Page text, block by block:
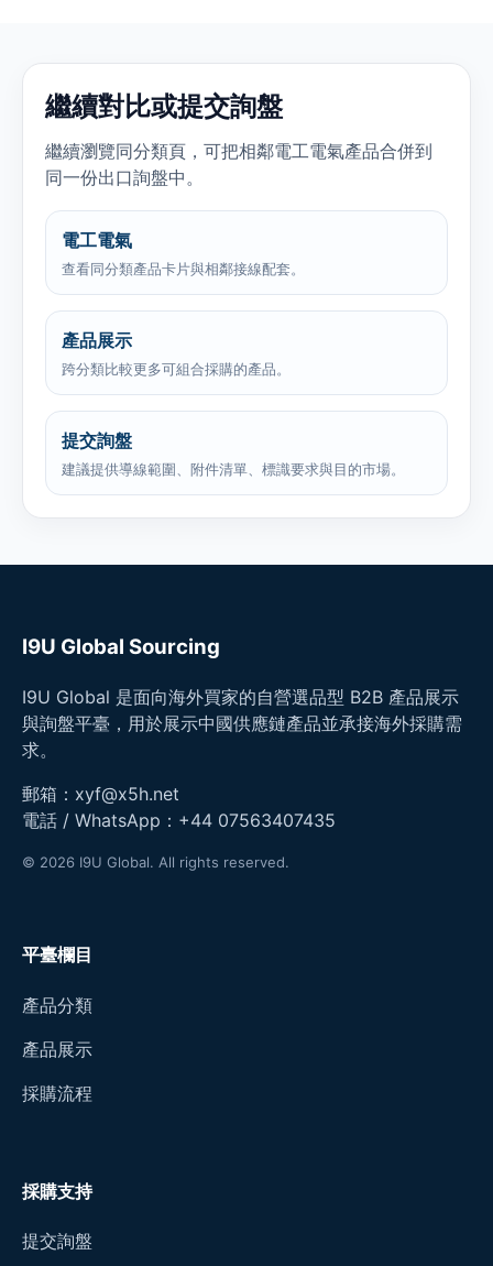
繼續對比或提交詢盤
繼續瀏覽同分類頁，可把相鄰電工電氣產品合併到
同一份出口詢盤中。
電工電氣
查看同分類產品卡片與相鄰接線配套。
產品展示
跨分類比較更多可組合採購的產品。
提交詢盤
建議提供導線範圍、附件清單、標識要求與目的市場。
I9U Global Sourcing
I9U Global 是面向海外買家的自營選品型 B2B 產品展示
與詢盤平臺，用於展示中國供應鏈產品並承接海外採購需
求。
郵箱： xyf@x5h.net
電話 / WhatsApp： +44 07563407435
© 2026 I9U Global. All rights reserved.
平臺欄目
產品分類
產品展示
採購流程
採購支持
提交詢盤